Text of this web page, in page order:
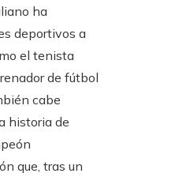
ha
deportivos a
el tenista
de fútbol
cabe
historia de
que, tras un